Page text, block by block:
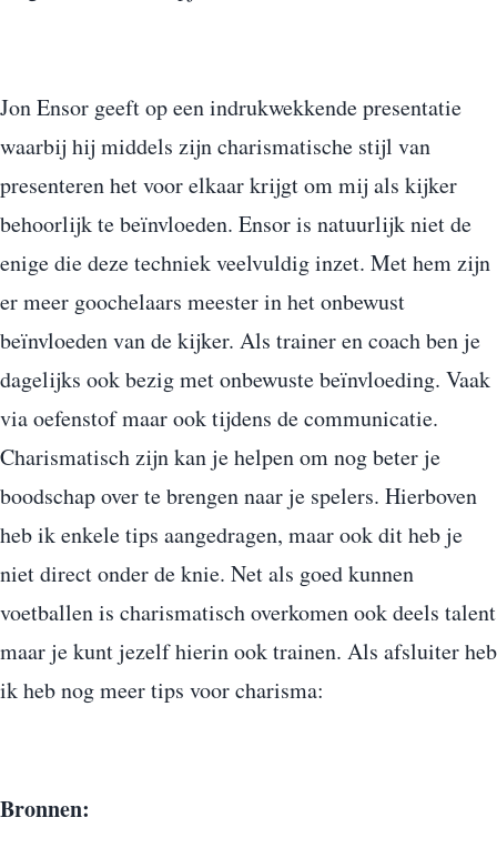
Jon Ensor geeft op een indrukwekkende presentatie
waarbij hij middels zijn charismatische stijl van
presenteren het voor elkaar krijgt om mij als kijker
behoorlijk te beïnvloeden. Ensor is natuurlijk niet de
enige die deze techniek veelvuldig inzet. Met hem zijn
er meer goochelaars meester in het onbewust
beïnvloeden van de kijker. Als trainer en coach ben je
dagelijks ook bezig met onbewuste beïnvloeding. Vaak
via oefenstof maar ook tijdens de communicatie.
Charismatisch zijn kan je helpen om nog beter je
boodschap over te brengen naar je spelers. Hierboven
heb ik enkele tips aangedragen, maar ook dit heb je
niet direct onder de knie. Net als goed kunnen
voetballen is charismatisch overkomen ook deels talent
maar je kunt jezelf hierin ook trainen. Als afsluiter heb
ik heb nog meer tips voor charisma:
Bronnen: